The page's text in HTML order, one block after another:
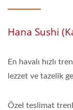
Hana Sushi
En havalı hızlı
lezzet ve tazelik
Özel teslimat